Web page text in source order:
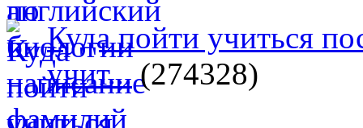
Куда пойти учиться
учит...(274328)